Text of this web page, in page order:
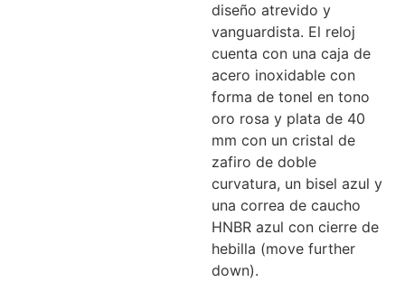
diseño atrevido y
vanguardista. El reloj
cuenta con una caja de
acero inoxidable con
forma de tonel en tono
oro rosa y plata de 40
mm con un cristal de
zafiro de doble
curvatura, un bisel azul y
una correa de caucho
HNBR azul con cierre de
hebilla (move further
down).